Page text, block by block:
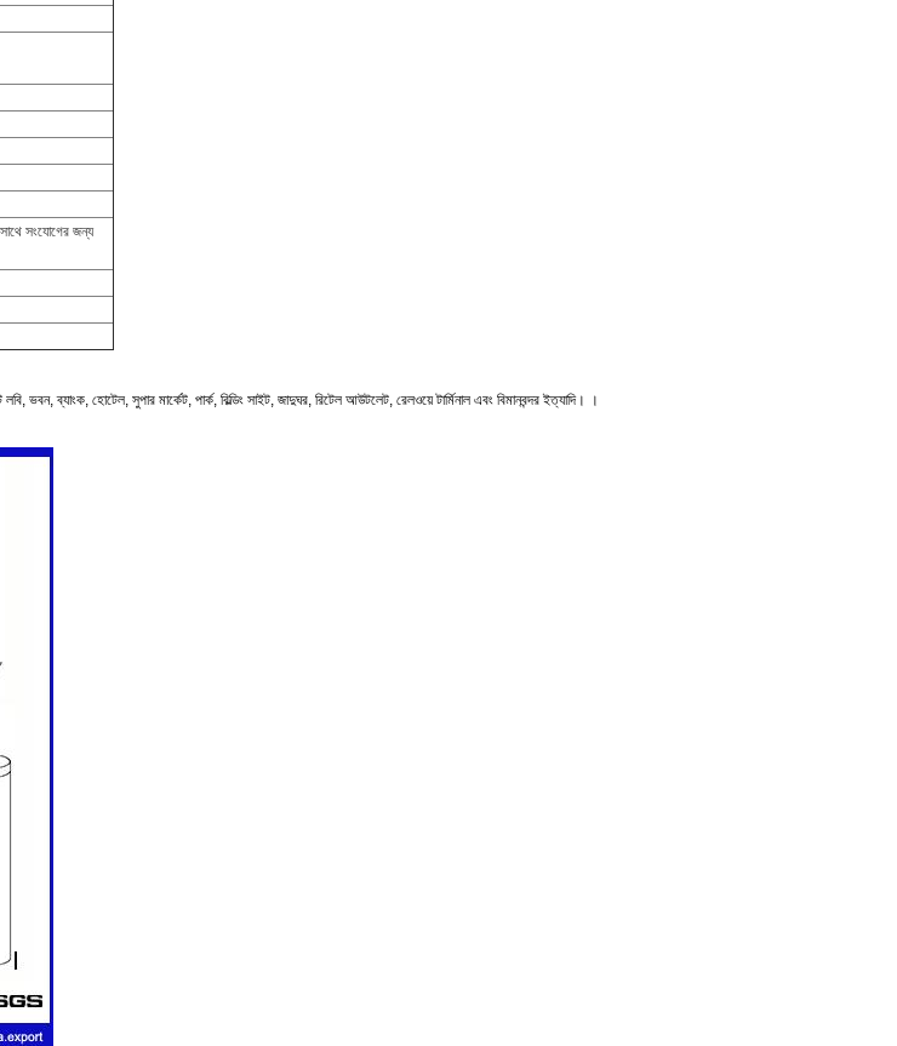
সংযোগের জন্য
ভবন, ব্যাংক, হোটেল, সুপার মার্কেট, পার্ক, বিল্ডিং সাইট, জাদুঘর, রিটেল আউটলেট, রেলওয়ে টার্মিনাল এবং বিমানবন্দর ইত্যাদি। ।